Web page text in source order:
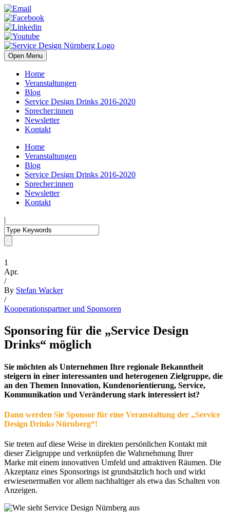
Open Menu
Home
Veranstaltungen
Blog
Service Design Drinks 2016-2020
Sprecher:innen
Newsletter
Kontakt
Home
Veranstaltungen
Blog
Service Design Drinks 2016-2020
Sprecher:innen
Newsletter
Kontakt
|
1
Apr.
/
By Stefan Wacker
/
Kooperationspartner und Sponsoren
Sponsoring für die „Service Design
Drinks“ möglich
Sie möchten als Unternehmen Ihre regionale Bekanntheit
steigern in einer interessanten und heterogenen Zielgruppe, die
an den Themen Innovation, Kundenorientierung, Service,
Kommunikation und Veränderung stark interessiert ist?
Dann werden Sie Sponsor für eine Veranstaltung der „Service
Design Drinks Nürnberg“!
Sie treten auf diese Weise in direkten persönlichen Kontakt mit
dieser Zielgruppe und verknüpfen die Wahrnehmung Ihrer
Marke mit einem innovativen Umfeld und attraktiven Räumen. Die
Akzeptanz eines Sponsorings ist grundsätzlich hoch und wirkt
erwiesenermaßen vor allem nachhaltiger als etwa das Schalten von
Anzeigen.